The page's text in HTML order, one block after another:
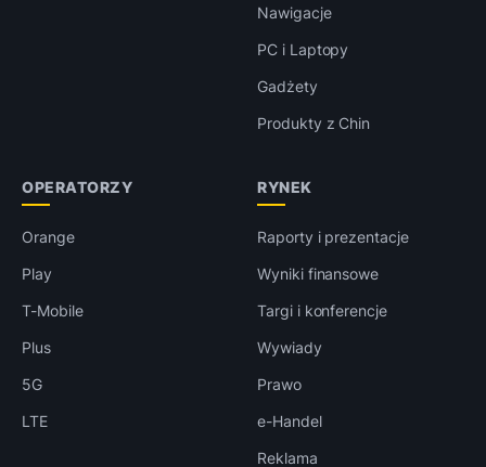
Nawigacje
PC i Laptopy
Gadżety
Produkty z Chin
OPERATORZY
Orange
Play
T-Mobile
Plus
5G
LTE
RYNEK
Raporty i prezentacje
Wyniki finansowe
Targi i konferencje
Wywiady
Prawo
e-Handel
Reklama